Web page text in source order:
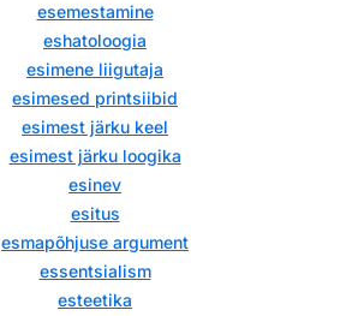
esemestamine
eshatoloogia
esimene liigutaja
esimesed printsiibid
esimest järku keel
esimest järku loogika
esinev
esitus
esmapõhjuse argument
essentsialism
esteetika